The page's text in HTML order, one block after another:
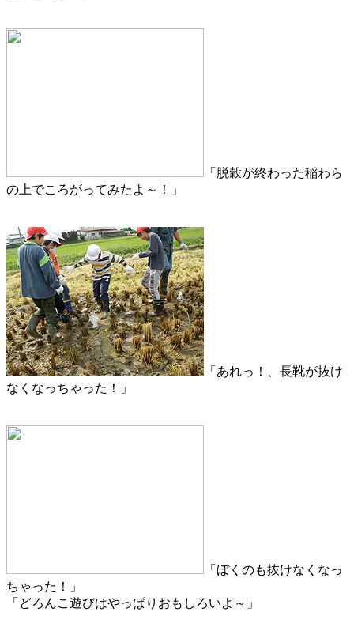
「脱穀が終わった稲わら
の上でころがってみたよ～！」
「あれっ！、長靴が抜け
なくなっちゃった！」
「ぼくのも抜けなくなっ
ちゃった！」
「どろんこ遊びはやっぱりおもしろいよ～」